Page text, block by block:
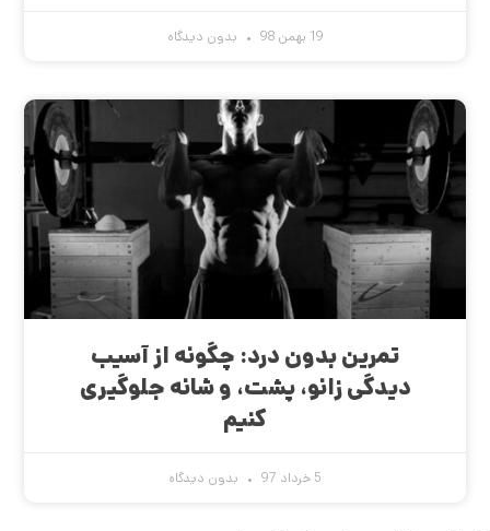
19 بهمن 98 بدون دیدگاه
تمرین بدون درد: چگونه از آسیب
دیدگی زانو، پشت، و شانه جلوگیری
کنیم
5 خرداد 97 بدون دیدگاه